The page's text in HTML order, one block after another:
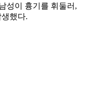
성이 흉기를 휘둘러,
했다.